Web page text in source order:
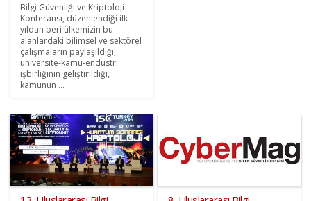
Bilgi Güvenliği ve Kriptoloji
Konferansı, düzenlendiği ilk
yıldan beri ülkemizin bu
alanlardaki bilimsel ve sektörel
çalışmaların paylaşıldığı,
üniversite-kamu-endüstri
işbirliğinin geliştirildiği,
kamunun ...